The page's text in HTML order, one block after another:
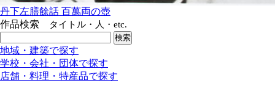
丹下左膳餘話 百萬両の壺
作品検索
タイトル・人・etc.
地域・建築で探す
学校・会社・団体で探す
店舗・料理・特産品で探す